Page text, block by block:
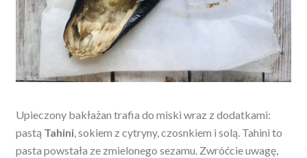
Upieczony bakłażan trafia do miski wraz z dodatkami:
pastą Tahini, sokiem z cytryny, czosnkiem i solą. Tahini to
pasta powstała ze zmielonego sezamu. Zwróćcie uwagę,